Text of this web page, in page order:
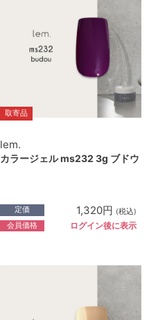
取寄品
lem.
カラージェル ms232 3g ブドウ
定価 1,320円 (税込)
会員価格 ログイン後に表示